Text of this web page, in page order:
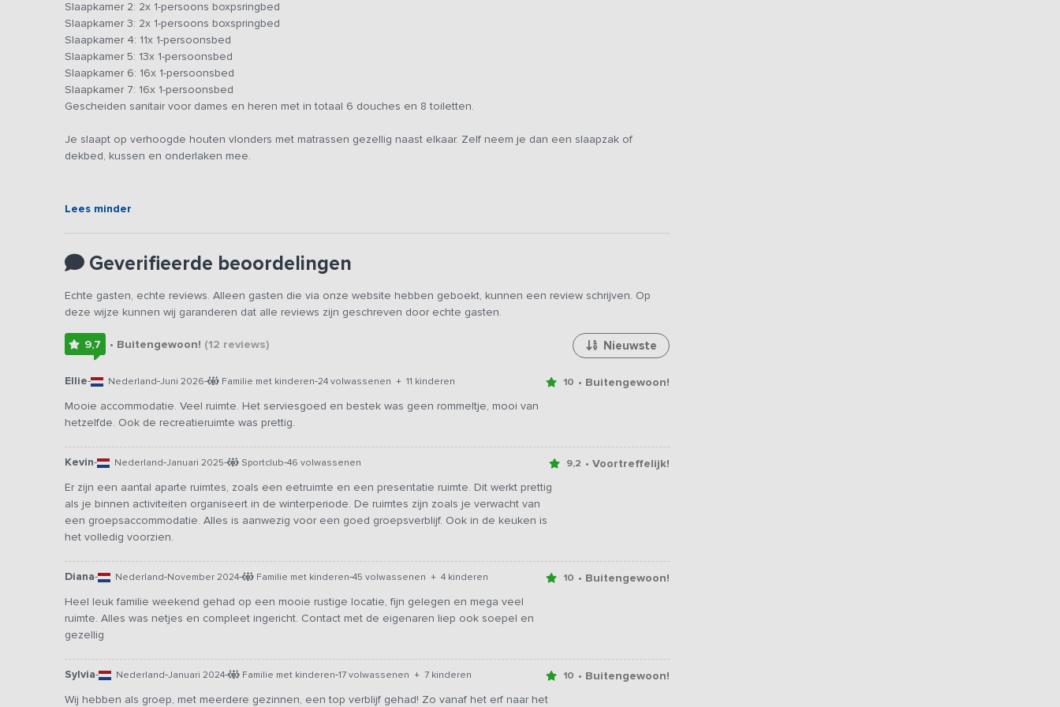
een spel of mooie wandeling. In het bos voor de boerderij is een zandverstuiving, een prachtige plek voor een picknick
of bosspel.
Bij deze groepsaccommodatie zijn veel dieren; wat jongvee, kippen in allerlei soorten en maten, pauwen, geiten en
konijnen. Daar tussendoor scharrelen katten en een hond. Geniet van het plattelandsleven met de landelijke uitstraling,
de geluiden, de geuren, de vrolijk dartelende geitjes in het voorjaar, de gemoedelijkheid en de afwisseling!
rust weer op de boerderij tot 8.30 uur.
Slaapkamer 2: 2x 1-persoons boxpsringbed
Slaapkamer 3: 2x 1-persoons boxspringbed
Slaapkamer 4: 11x 1-persoonsbed
Slaapkamer 5: 13x 1-persoonsbed
Slaapkamer 6: 16x 1-persoonsbed
Slaapkamer 7: 16x 1-persoonsbed
Gescheiden sanitair voor dames en heren met in totaal 6 douches en 8 toiletten.
Je slaapt op verhoogde houten vlonders met matrassen gezellig naast elkaar. Zelf neem je dan een slaapzak of
dekbed, kussen en onderlaken mee.
Lees minder
Geverifieerde beoordelingen
Echte gasten, echte reviews. Alleen gasten die via onze website hebben geboekt, kunnen een review schrijven. Op
deze wijze kunnen wij garanderen dat alle reviews zijn geschreven door echte gasten.
9,7 • Buitengewoon! (12 reviews) Nieuwste
Ellie- Nederland-Juni 2026- Familie met kinderen-24 volwassenen + 11 kinderen 10 • Buitengewoon!
Mooie accommodatie. Veel ruimte. Het serviesgoed en bestek was geen rommeltje, mooi van
hetzelfde. Ook de recreatieruimte was prettig.
Kevin- Nederland-Januari 2025- Sportclub-46 volwassenen 9,2 • Voortreffelijk!
Er zijn een aantal aparte ruimtes, zoals een eetruimte en een presentatie ruimte. Dit werkt prettig
als je binnen activiteiten organiseert in de winterperiode. De ruimtes zijn zoals je verwacht van
een groepsaccommodatie. Alles is aanwezig voor een goed groepsverblijf. Ook in de keuken is
het volledig voorzien.
Diana- Nederland-November 2024- Familie met kinderen-45 volwassenen + 4 kinderen 10 • Buitengewoon!
Heel leuk familie weekend gehad op een mooie rustige locatie, fijn gelegen en mega veel
ruimte. Alles was netjes en compleet ingericht. Contact met de eigenaren liep ook soepel en
gezellig
Sylvia- Nederland-Januari 2024- Familie met kinderen-17 volwassenen + 7 kinderen 10 • Buitengewoon!
Wij hebben als groep, met meerdere gezinnen, een top verblijf gehad! Zo vanaf het erf naar het